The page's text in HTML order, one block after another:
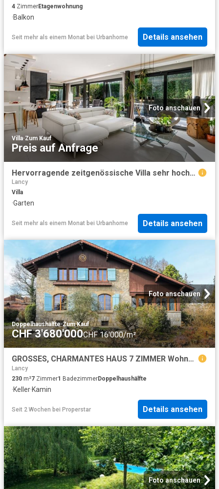
4 ZimmerEtagenwohnung
·Balkon
Seit mehr als einem Monat bei Urbanhome Details ansehen
Foto anschauen
Villa·Zum Kauf
Preis auf Anfrage
Hervorragende zeitgenössische Villa sehr hochwertig, Minergie. Ausschließlich
Lancy
Villa
·Garten
Seit mehr als einem Monat bei Urbanhome Details ansehen
Foto anschauen
Doppelhaushälfte·Zum Kauf
CHF 3'680'000CHF 16'000/m²
GROSSES, CHARMANTES HAUS 7 ZIMMER Wohnhaus aus dem frühen 20. Jahrhundert
Lancy
230 m²7 Zimmer1 BadezimmerDoppelhaushälfte
·Keller·Kamin
Seit 2 Wochen bei Properstar Details ansehen
Foto anschauen